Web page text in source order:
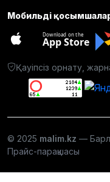
Мобильді
Download on the
App Store
Қауіпсіз орнату,
© 2025 malim.kz —
Прайс-парақшасы